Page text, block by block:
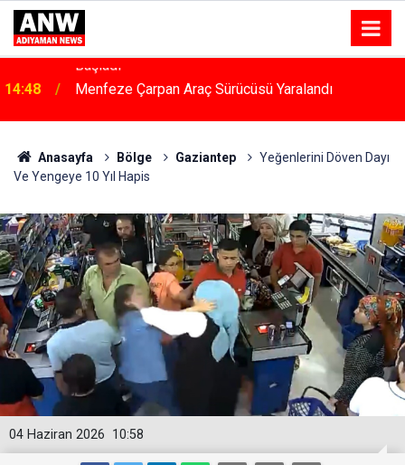
14:48 Menfeze Çarpan Araç Sürücüsü Yaralandı
Anasayfa Bölge Gaziantep
Yeğenlerini Döven Dayı
Ve Yengeye 10 Yıl Hapis
10:58
04 Haziran 2026